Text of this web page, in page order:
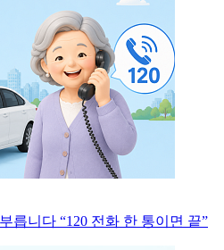
릅니다 “120 전화 한 통이면 끝”